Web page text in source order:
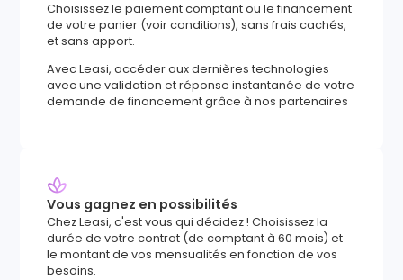
Choisissez le paiement comptant ou le financement
de votre panier (voir conditions), sans frais cachés,
et sans apport.
Avec Leasi, accéder aux dernières technologies
avec une validation et réponse instantanée de votre
demande de financement grâce à nos partenaires
Vous gagnez en possibilités
Chez Leasi, c'est vous qui décidez ! Choisissez la
durée de votre contrat (de comptant à 60 mois) et
le montant de vos mensualités en fonction de vos
besoins.